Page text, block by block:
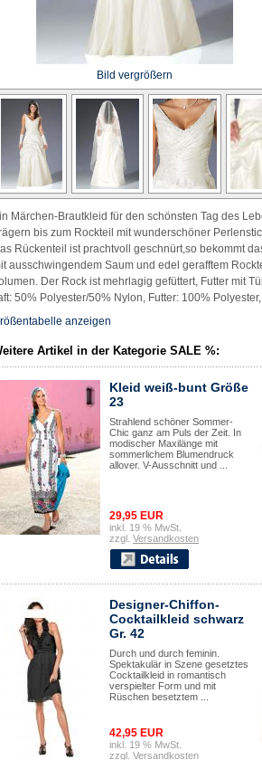
Bild vergrößern
Märchen-Brautkleid für den schönsten Tag des
bis zum Rockteil mit wunderschöner
Rückenteil ist prachtvoll geschnürt,so bekommt
ausschwingendem Saum und edel gerafftem
Der Rock ist mehrlagig gefüttert, Futter mit
50% Polyester/50% Nylon, Futter: 100%
anzeigen
Artikel in der Kategorie SALE %:
Kleid weiß-bunt Größe
23
Strahlend schöner Sommer-
Chic ganz am Puls der Zeit. In
modischer Maxilänge mit
sommerlichem Blumendruck
allover. V-Ausschnitt und ...
29,95 EUR
inkl. 19 % MwSt.
zzgl. Versandkosten
Designer-Chiffon-
Cocktailkleid schwarz
Gr. 42
Durch und durch feminin.
Spektakulär in Szene gesetztes
Cocktailkleid in romantisch
verspielter Form und mit
Rüschen besetztem ...
42,95 EUR
inkl. 19 % MwSt.
zzgl. Versandkosten